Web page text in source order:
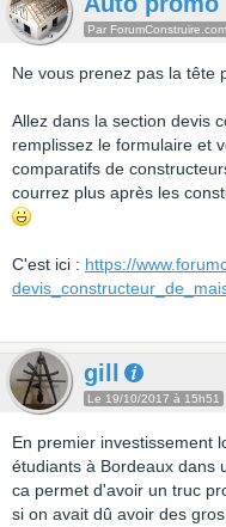
Par ForumConstruire.com
Ne vous prenez pas la tête
Allez dans la section devis
remplissez le formulaire et
comparatifs de
courrez plus après les
C'est ici : https://
gill
Le 19/10/2017 à 15h51
En premier investissement
étudiants à Bordeaux dans
ca permet d'avoir un truc
si on avait dû avoir des